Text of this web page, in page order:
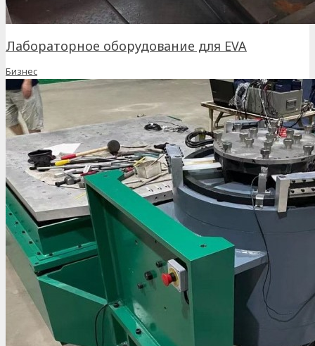
Лабораторное оборудование для EVA
Бизнес